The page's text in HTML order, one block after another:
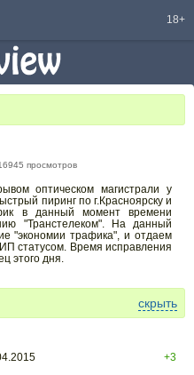
18+
просмотров
оптическом магистрали у
пиринг по г.Красноярску и
в данный момент времени
"Транстелеком". На данный
"экономии трафика", и отдаем
статусом. Время исправления
этого дня.
скрыть
+3